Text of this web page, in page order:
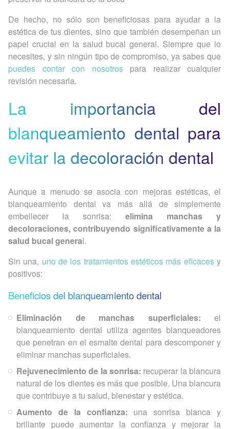
De hecho, no sólo son beneficiosas para ayudar a la
estética de tus dientes, sino que también desempeñan un
papel crucial en la salud bucal general. Siempre que lo
necesites, y sin ningún tipo de compromiso, ya sabes que
puedes contar con nosotrospara realizar cualquier
revisión necesaria.
La importancia del
blanqueamiento dental para
evitar la decoloración dental
Aunque a menudo se asocia con mejoras estéticas, el
blanqueamiento dental va más allá de simplemente
embellecer la sonrisa: elimina manchas y
decoloraciones, contribuyendo significativamente a la
salud bucal general.
Sin una, uno de los tratamientos estéticos más eficacesy
positivos:
Beneficios del blanqueamiento dental
Eliminación de manchas superficiales: el
blanqueamiento dental utiliza agentes blanqueadores
que penetran en el esmalte dental para descomponer y
eliminar manchas superficiales.
Rejuvenecimiento de la sonrisa: recuperar la blancura
natural de los dientes es más que posible. Una blancura
que contribuye a tu salud, bienestar y estética.
Aumento de la confianza: una sonrisa blanca y
brillante puede aumentar la confianza y mejorar la